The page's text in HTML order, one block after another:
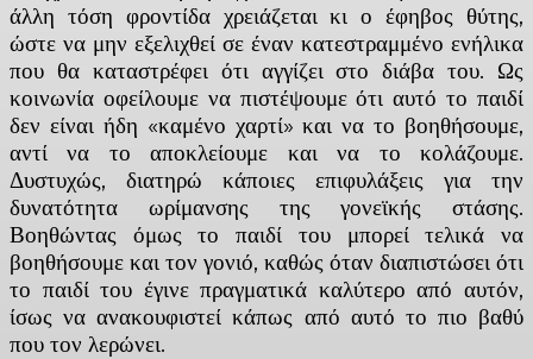
άλλη τόση φροντίδα χρειάζεται κι ο έφηβος θύτης,
ώστε να μην εξελιχθεί σε έναν κατεστραμμένο ενήλικα
που θα καταστρέφει ότι αγγίζει στο διάβα του. Ως
κοινωνία οφείλουμε να πιστέψουμε ότι αυτό το παιδί
δεν είναι ήδη «καμένο χαρτί» και να το βοηθήσουμε,
αντί να το αποκλείουμε και να το κολάζουμε.
Δυστυχώς, διατηρώ κάποιες επιφυλάξεις για την
δυνατότητα ωρίμανσης της γονεϊκής στάσης.
Βοηθώντας όμως το παιδί του μπορεί τελικά να
βοηθήσουμε και τον γονιό, καθώς όταν διαπιστώσει ότι
το παιδί του έγινε πραγματικά καλύτερο από αυτόν,
ίσως να ανακουφιστεί κάπως από αυτό το πιο βαθύ
που τον λερώνει.